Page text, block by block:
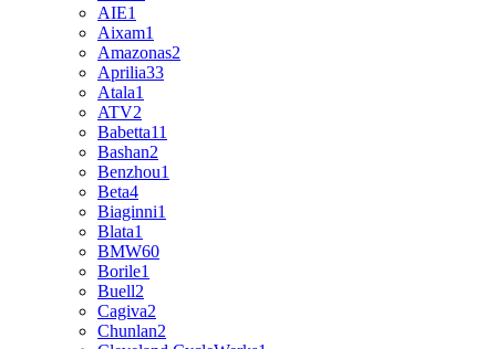
AIE1
Aixam1
Amazonas2
Aprilia33
Atala1
ATV2
Babetta11
Bashan2
Benzhou1
Beta4
Biaginni1
Blata1
BMW60
Borile1
Buell2
Cagiva2
Chunlan2